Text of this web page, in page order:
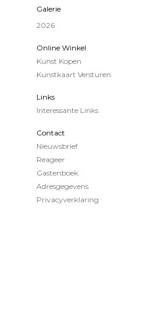
Galerie
2026
Online Winkel
Kunst Kopen
Kunstkaart Versturen
Links
Interessante Links
Contact
Nieuwsbrief
Reageer
Gastenboek
Adresgegevens
Privacyverklaring